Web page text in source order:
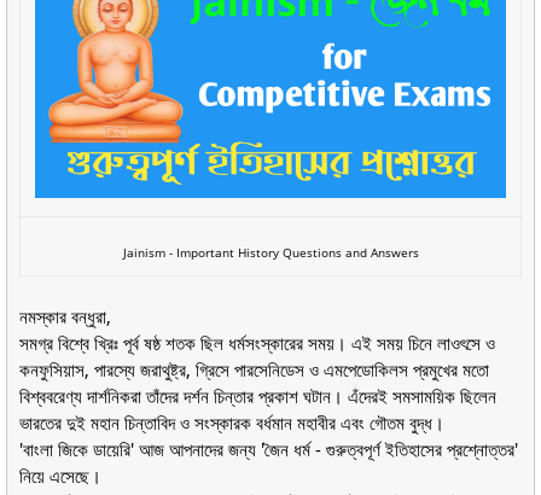
Jainism - Important History Questions and Answers
নমস্কার বন্ধুরা,
সমগ্র বিশ্বে খ্রিঃ পূর্ব ষষ্ঠ শতক ছিল ধর্মসংস্কারের সময়। এই সময় চিনে লাওৎসে ও
কনফুসিয়াস, পারস্যে জরাথুষ্ট্র, গ্রিসে পারসেনিডেস ও এমপেডোকিলস প্রমুখের মতো
বিশ্ববরেণ্য দার্শনিকরা তাঁদের দর্শন চিন্তার প্রকাশ ঘটান। এঁদেরই সমসাময়িক ছিলেন
ভারতের দুই মহান চিন্তাবিদ ও সংস্কারক বর্ধমান মহাবীর এবং গৌতম বুদ্ধ।
'বাংলা জিকে ডায়েরি' আজ আপনাদের জন্য 'জৈন ধর্ম - গুরুত্বপূর্ণ ইতিহাসের প্রশ্নোত্তর'
নিয়ে এসেছে।